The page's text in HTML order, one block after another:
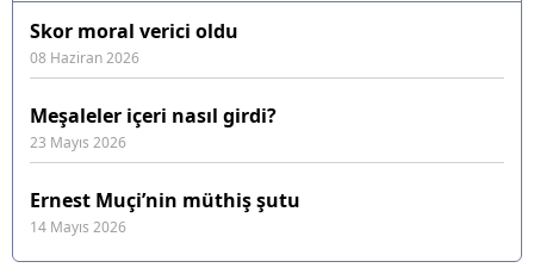
Skor moral verici oldu
08 Haziran 2026
Meşaleler içeri nasıl girdi?
23 Mayıs 2026
Ernest Muçi’nin müthiş şutu
14 Mayıs 2026